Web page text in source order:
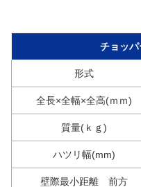
チョッ
形式
全長×全幅×全高(ｍｍ)
質量(ｋｇ)
ハツリ幅(mm)
壁際最小距離 前方